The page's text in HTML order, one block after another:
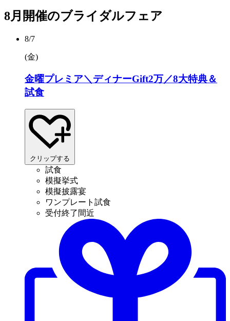
8月開催のブライダルフェア
8/7
(金)
金曜プレミア＼ディナーGift2万／8大特典＆
試食
クリップする
試食
模擬挙式
模擬披露宴
ワンプレート試食
受付終了間近